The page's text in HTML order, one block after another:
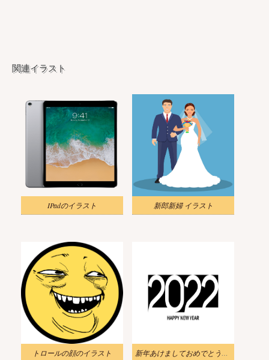
関連イラスト
IPadのイラスト 新郎新婦 イラスト
トロールの顔のイラスト 新年あけましておめでとうございます 2022 イラスト